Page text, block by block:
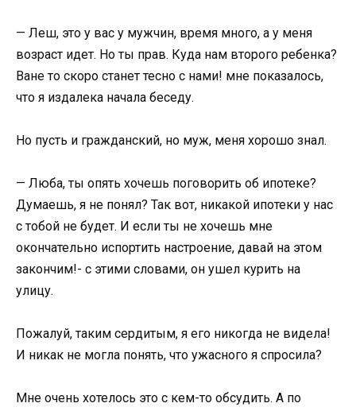
— Леш, это у вас у мужчин, время много, а у меня
возраст идет. Но ты прав. Куда нам второго ребенка?
Ване то скоро станет тесно с нами! мне показалось,
что я издалека начала беседу.
Но пусть и гражданский, но муж, меня хорошо знал.
— Люба, ты опять хочешь поговорить об ипотеке?
Думаешь, я не понял? Так вот, никакой ипотеки у нас
с тобой не будет. И если ты не хочешь мне
окончательно испортить настроение, давай на этом
закончим!- с этими словами, он ушел курить на
улицу.
Пожалуй, таким сердитым, я его никогда не видела!
И никак не могла понять, что ужасного я спросила?
Мне очень хотелось это с кем-то обсудить. А по